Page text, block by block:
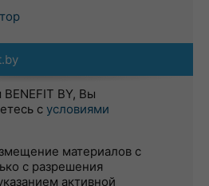
BY, Вы
с условиями
материалов с
с разрешения
активной